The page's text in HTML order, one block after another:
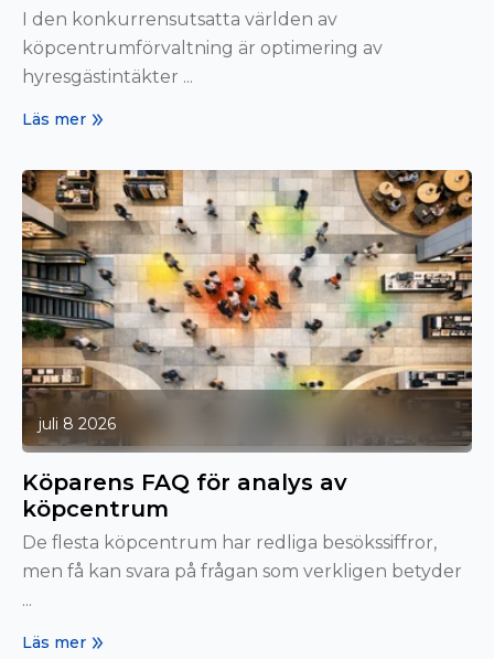
I den konkurrensutsatta världen av
köpcentrumförvaltning är optimering av
hyresgästintäkter ...
Läs mer
juli 8 2026
Köparens FAQ för analys av
köpcentrum
De flesta köpcentrum har redliga besökssiffror,
men få kan svara på frågan som verkligen betyder
...
Läs mer